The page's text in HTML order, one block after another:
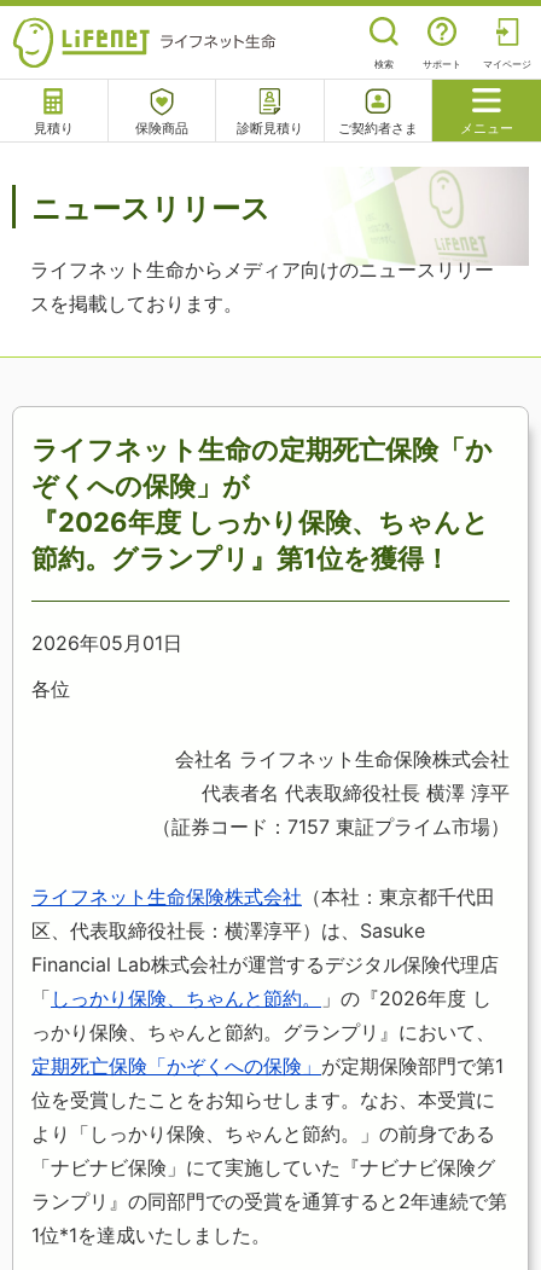
検索 サポート マイページ
見積り 保険商品 診断見積り ご契約者さま メニュー
チャットサポート 電話で相談
ニュースリリース
ライフネット生命からメディア向けのニュースリリー
スを掲載しております。
ライフネット生命の定期死亡保険「か
ぞくへの保険」が
『2026年度 しっかり保険、ちゃんと
節約。グランプリ』 第1位を獲得！
2026年05月01日
各位
会社名 ライフネット生命保険株式会社
代表者名 代表取締役社長 横澤 淳平
（証券コード：7157 東証プライム市場）
ライフネット生命保険株式会社 （本社：東京都千代田
区、代表取締役社長：横澤淳平）は、Sasuke
Financial Lab株式会社が運営するデジタル保険代理店
「 しっかり保険、ちゃんと節約。
」の『2026年度 し
っかり保険、ちゃんと節約。グランプリ』において、
定期死亡保険「かぞくへの保険」 が定期保険部門で第1
位を受賞したことをお知らせします。なお、本受賞に
より「しっかり保険、ちゃんと節約。」の前身である
「ナビナビ保険」にて実施していた『ナビナビ保険グ
ランプリ』の同部門での受賞を通算すると2年連続で第
1位*1を達成いたしました。